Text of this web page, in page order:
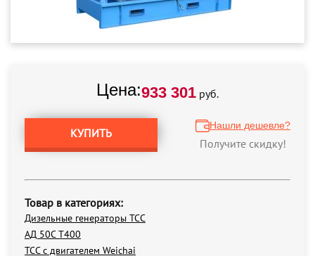
Цена:933 301 руб.
КУПИТЬ
Нашли дешевле?
Получите скидку!
Товар в категориях:
Дизельные генераторы ТСС
АД 50С Т400
ТСС с двигателем Weichai